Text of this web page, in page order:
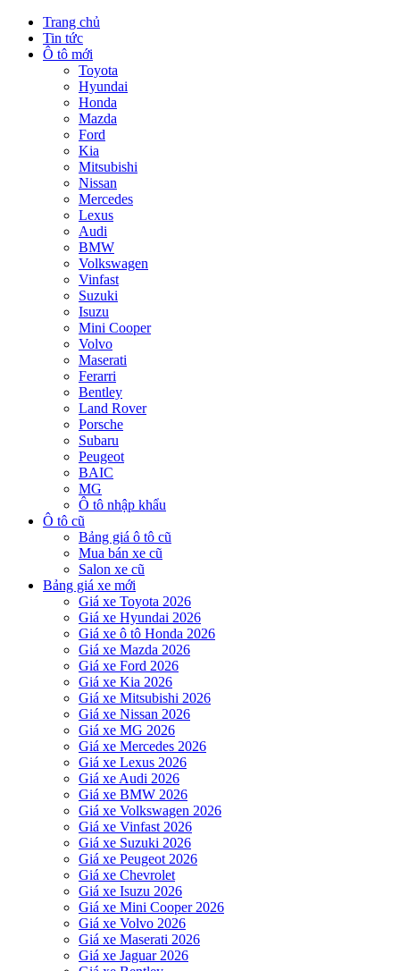
Trang chủ
Tin tức
Ô tô mới
Toyota
Hyundai
Honda
Mazda
Ford
Kia
Mitsubishi
Nissan
Mercedes
Lexus
Audi
BMW
Volkswagen
Vinfast
Suzuki
Isuzu
Mini Cooper
Volvo
Maserati
Ferarri
Bentley
Land Rover
Porsche
Subaru
Peugeot
BAIC
MG
Ô tô nhập khẩu
Ô tô cũ
Bảng giá ô tô cũ
Mua bán xe cũ
Salon xe cũ
Bảng giá xe mới
Giá xe Toyota 2026
Giá xe Hyundai 2026
Giá xe ô tô Honda 2026
Giá xe Mazda 2026
Giá xe Ford 2026
Giá xe Kia 2026
Giá xe Mitsubishi 2026
Giá xe Nissan 2026
Giá xe MG 2026
Giá xe Mercedes 2026
Giá xe Lexus 2026
Giá xe Audi 2026
Giá xe BMW 2026
Giá xe Volkswagen 2026
Giá xe Vinfast 2026
Giá xe Suzuki 2026
Giá xe Peugeot 2026
Giá xe Chevrolet
Giá xe Isuzu 2026
Giá xe Mini Cooper 2026
Giá xe Volvo 2026
Giá xe Maserati 2026
Giá xe Jaguar 2026